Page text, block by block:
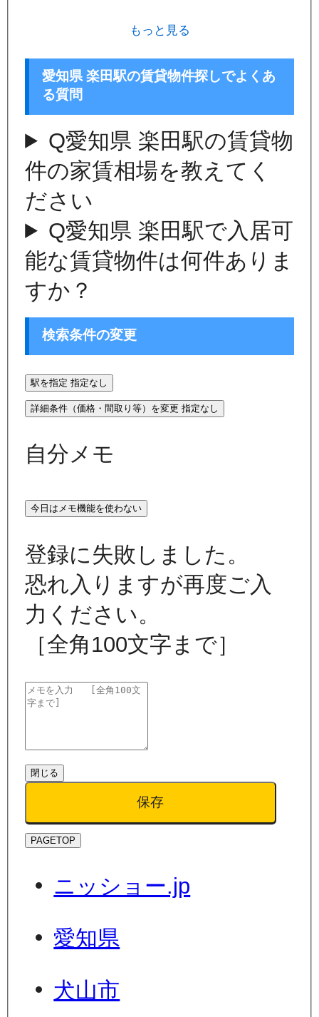
もっと見る
愛知県 楽田駅の賃貸物件探しでよくあ
る質問
Q愛知県 楽田駅の賃貸物
件の家賃相場を教えてく
ださい
Q愛知県 楽田駅で入居可
能な賃貸物件は何件ありま
すか？
検索条件の変更
駅を指定 指定なし
詳細条件（価格・間取り等）を変更 指定なし
自分メモ
今日はメモ機能を使わない
登録に失敗しました。
恐れ入りますが再度ご入
力ください。
［全角100文字まで］
閉じる
保存
PAGETOP
ニッショー.jp
愛知県
犬山市